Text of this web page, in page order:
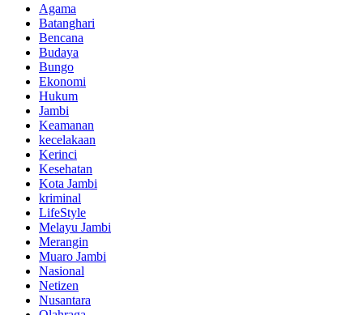
Agama
Batanghari
Bencana
Budaya
Bungo
Ekonomi
Hukum
Jambi
Keamanan
kecelakaan
Kerinci
Kesehatan
Kota Jambi
kriminal
LifeStyle
Melayu Jambi
Merangin
Muaro Jambi
Nasional
Netizen
Nusantara